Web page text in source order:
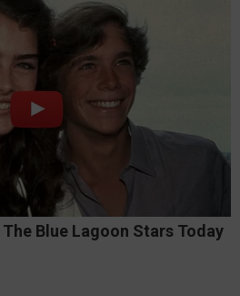
Blue Lagoon Stars Today